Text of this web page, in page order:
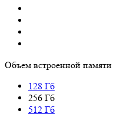
Объем встроенной памяти
128 Гб
256 Гб
512 Гб